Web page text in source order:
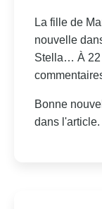
La fille de
nouvelle
Stella… À
Bonne
dans l'article.